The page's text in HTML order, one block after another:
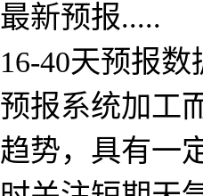
最新预报.....
16-40天预报
预报系统加工
趋势，具有一